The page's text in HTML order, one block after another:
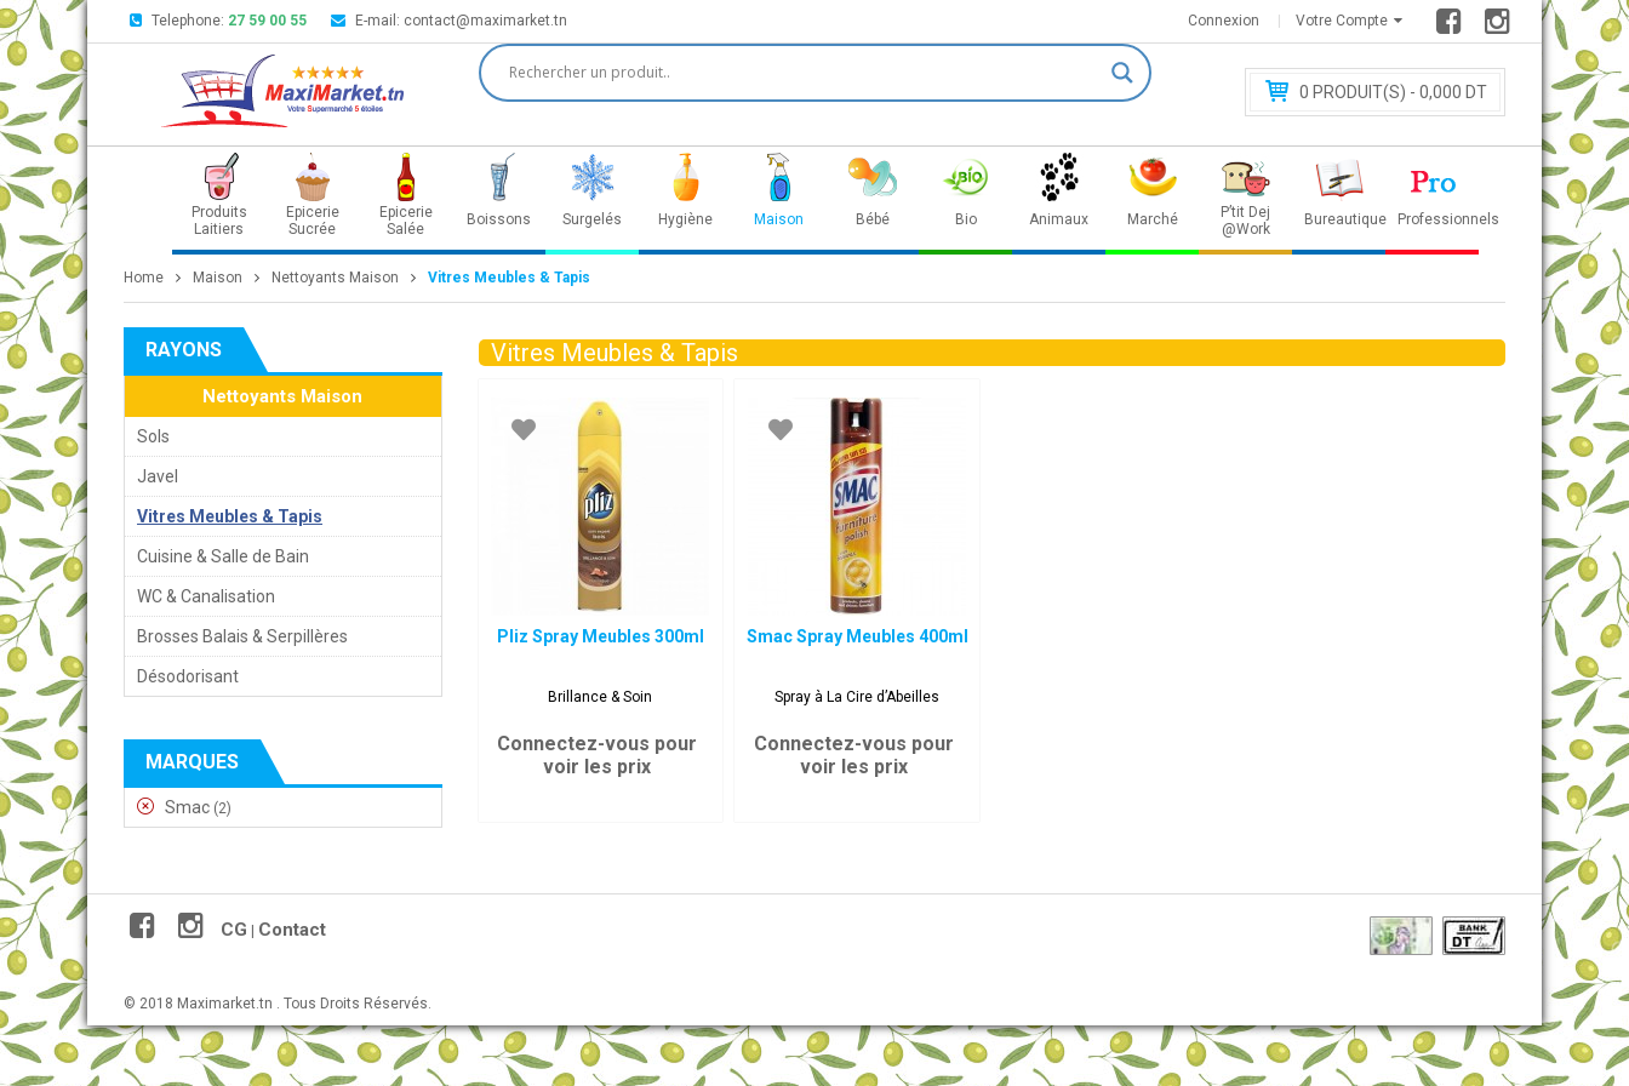
Telephone: 27 59 00 55 E-mail: contact@maximarket.tn Votre Compte
Connexion
0 PRODUIT(S) - 0,000 DT
Produits
Laitiers
Epicerie
Sucrée
Epicerie
Salée
Boissons Surgelés Hygiène Maison Bébé Bio Animaux Marché
P’tit Dej
@Work
Bureautique Professionnels
Home Maison Nettoyants Maison Vitres Meubles & Tapis
RAYONS
Nettoyants Maison
Sols
Javel
Vitres Meubles & Tapis
Cuisine & Salle de Bain
WC & Canalisation
Brosses Balais & Serpillères
Désodorisant
MARQUES
Smac (2)
Vitres Meubles & Tapis
Pliz Spray Meubles 300ml
Brillance & Soin
Connectez-vous pour
voir les prix
Smac Spray Meubles 400ml
Spray à La Cire d’Abeilles
Connectez-vous pour
voir les prix
CG Contact
© 2018 Maximarket.tn . Tous Droits Réservés.